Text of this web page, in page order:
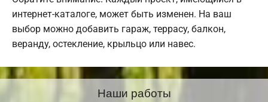
интернет-каталоге, может быть изменен. На ваш
выбор можно добавить гараж, террасу, балкон,
веранду, остекление, крыльцо или навес.
Наши работы